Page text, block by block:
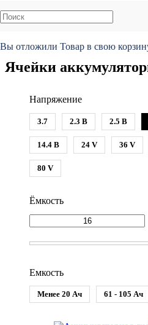
Вы отложили Товар в свою
Главная Каталог
Ячейки
Напряжение
3.7 2.3 В 2.5 В
14.4 В 24 V 36 V
80 V
Ёмкость
Емкость
Менее 20 Ач 61 - 105 Ач